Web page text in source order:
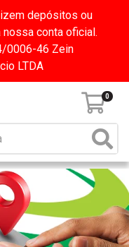
depósitos ou
nossa conta oficial.
0006-46 Zein
LTDA
0